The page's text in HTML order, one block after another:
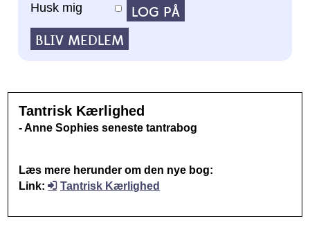
Husk mig
Tantrisk Kærlighed
- Anne Sophies seneste tantrabog
Læs mere herunder om den nye bog:
Link:
Tantrisk Kærlighed